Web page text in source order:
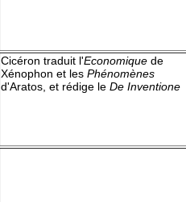
Cicéron traduit l'Economique de
Xénophon et les Phénomènes
d'Aratos, et rédige le De Inventione